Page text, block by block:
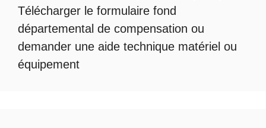
Télécharger le formulaire fond
départemental de compensation ou
demander une aide technique matériel ou
équipement